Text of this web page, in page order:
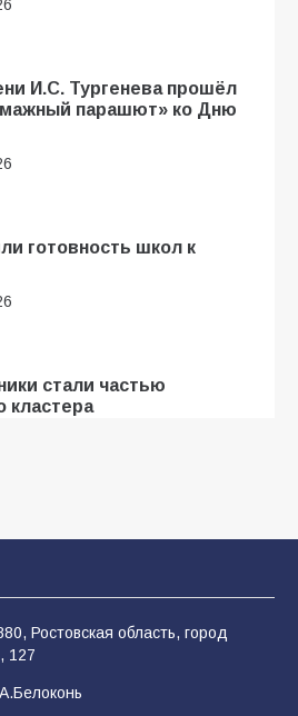
И.С. Тургенева прошёл
парашют» ко Дню
готовность школ к
стали частью
кластера
армии России в августе
Ростовская область, город
127